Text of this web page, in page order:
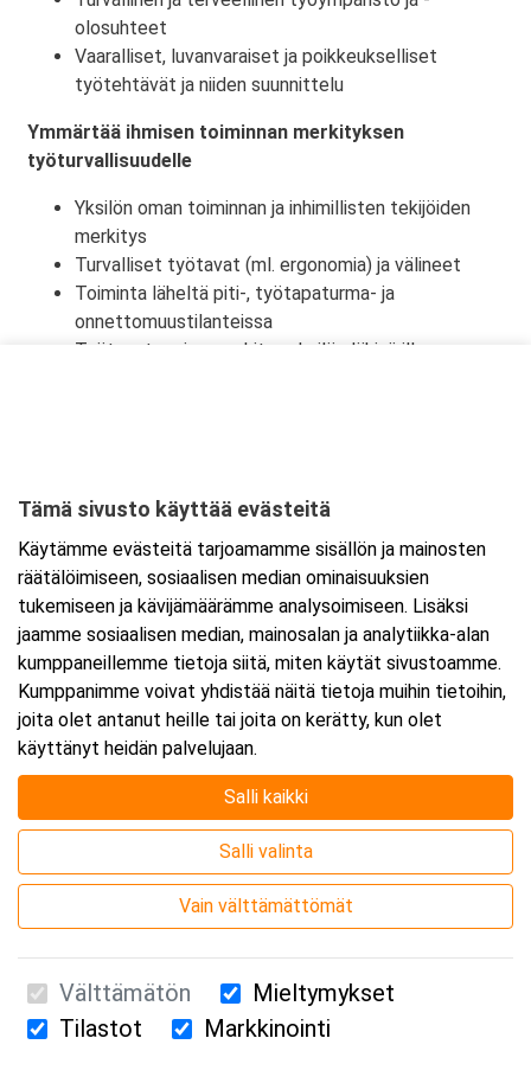
olosuhteet
Vaaralliset, luvanvaraiset ja poikkeukselliset
työtehtävät ja niiden suunnittelu
Ymmärtää ihmisen toiminnan merkityksen
työturvallisuudelle
Yksilön oman toiminnan ja inhimillisten tekijöiden
merkitys
Turvalliset työtavat (ml. ergonomia) ja välineet
Toiminta läheltä piti-, työtapaturma- ja
onnettomuustilanteissa
Työtapaturmien merkitys yksilön lähipiirille,
Ajankohta
Alkaa:28.8.2026 08:30
Päättyy:28.8.2026 16:00
Lisää tapahtuma kalenteriisi
Webinaari
Suomen Ensiapukoulutus Oy / Valimotie 21 / 00380 Helsinki
Tämä sivusto käyttää evästeitä
Käytämme evästeitä tarjoamamme sisällön ja mainosten
räätälöimiseen, sosiaalisen median ominaisuuksien
tukemiseen ja kävijämäärämme analysoimiseen. Lisäksi
jaamme sosiaalisen median, mainosalan ja analytiikka-alan
kumppaneillemme tietoja siitä, miten käytät sivustoamme.
Kumppanimme voivat yhdistää näitä tietoja muihin tietoihin,
joita olet antanut heille tai joita on kerätty, kun olet
käyttänyt heidän palvelujaan.
Salli kaikki
Salli valinta
Vain välttämättömät
Välttämätön
Mieltymykset
Tilastot
Markkinointi